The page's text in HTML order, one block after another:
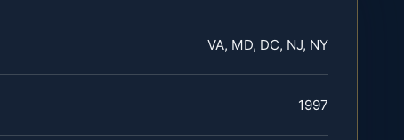
VA, MD, DC, NJ, NY
1997